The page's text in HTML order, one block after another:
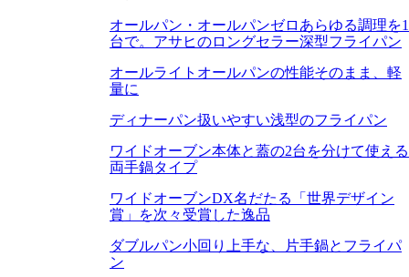
オールパン・オールパンゼロ あらゆる調理を1
台で。アサヒのロングセラー深型フライパン
オールライト オールパンの性能そのまま、軽
量に
ディナーパン扱いやすい浅型のフライパン
ワイドオーブン本体と蓋の2台を分けて使える
両手鍋タイプ
ワイドオーブンDX名だたる「世界デザイン
賞」を次々受賞した逸品
ダブルパン小回り上手な、片手鍋とフライパ
ン